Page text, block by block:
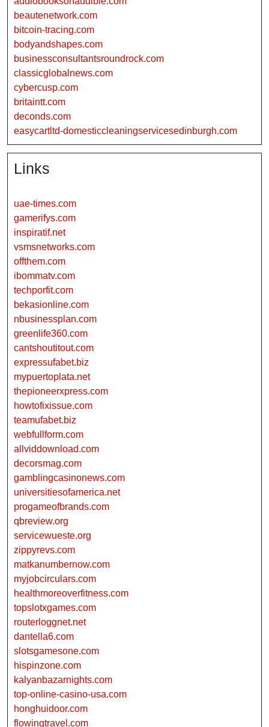
beautenetwork.com
bitcoin-tracing.com
bodyandshapes.com
businessconsultantsroundrock.com
classicglobalnews.com
cybercusp.com
britaintt.com
deconds.com
easycartltd-domesticcleaningservicesedinburgh.com
Links
uae-times.com
gamerifys.com
inspiratif.net
vsmsnetworks.com
offthem.com
ibommatv.com
techporfit.com
bekasionline.com
nbusinessplan.com
greenlife360.com
cantshoutitout.com
expressufabet.biz
mypuertoplata.net
thepioneerxpress.com
howtofixissue.com
teamufabet.biz
webfullform.com
allviddownload.com
decorsmag.com
gamblingcasinonews.com
universitiesofamerica.net
progameofbrands.com
qbreview.org
servicewueste.org
zippyrevs.com
matkanumbernow.com
myjobcirculars.com
healthmoreoverfitness.com
topslotxgames.com
routerloggnet.net
dantella6.com
slotsgamesone.com
hispinzone.com
kalyanbazarnights.com
top-online-casino-usa.com
honghuidoor.com
flowingtravel.com